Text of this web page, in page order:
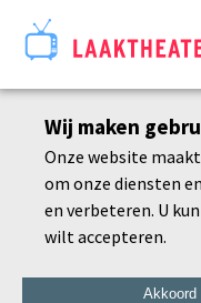
Wij maken
Onze website
om onze diensten
en verbeteren. U
wilt accepteren.
Akkoord
De